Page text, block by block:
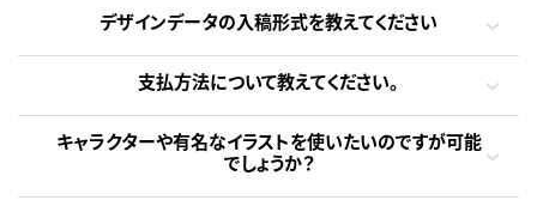
デザインデータの入稿形式を教えてください
支払方法について教えてください。
キャラクターや有名なイラストを使いたいのですが可能
でしょうか？